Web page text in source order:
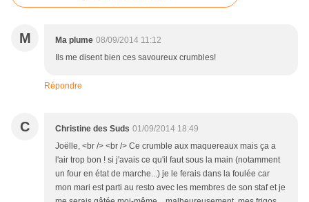
M Ma plume 08/09/2014 11:12
Ils me disent bien ces savoureux crumbles!
Répondre
C Christine des Suds 01/09/2014 18:49
Joëlle, <br /> <br /> Ce crumble aux maquereaux mais ça a
l'air trop bon ! si j'avais ce qu'il faut sous la main (notamment
un four en état de marche...) je le ferais dans la foulée car
mon mari est parti au resto avec les membres de son staf et je